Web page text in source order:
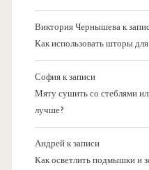
Виктория Чернышевак
Как использовать шторы для
Софияк записи
Мяту сушить со стеблями
лучше?
Андрейк записи
Как осветлить подмышки и